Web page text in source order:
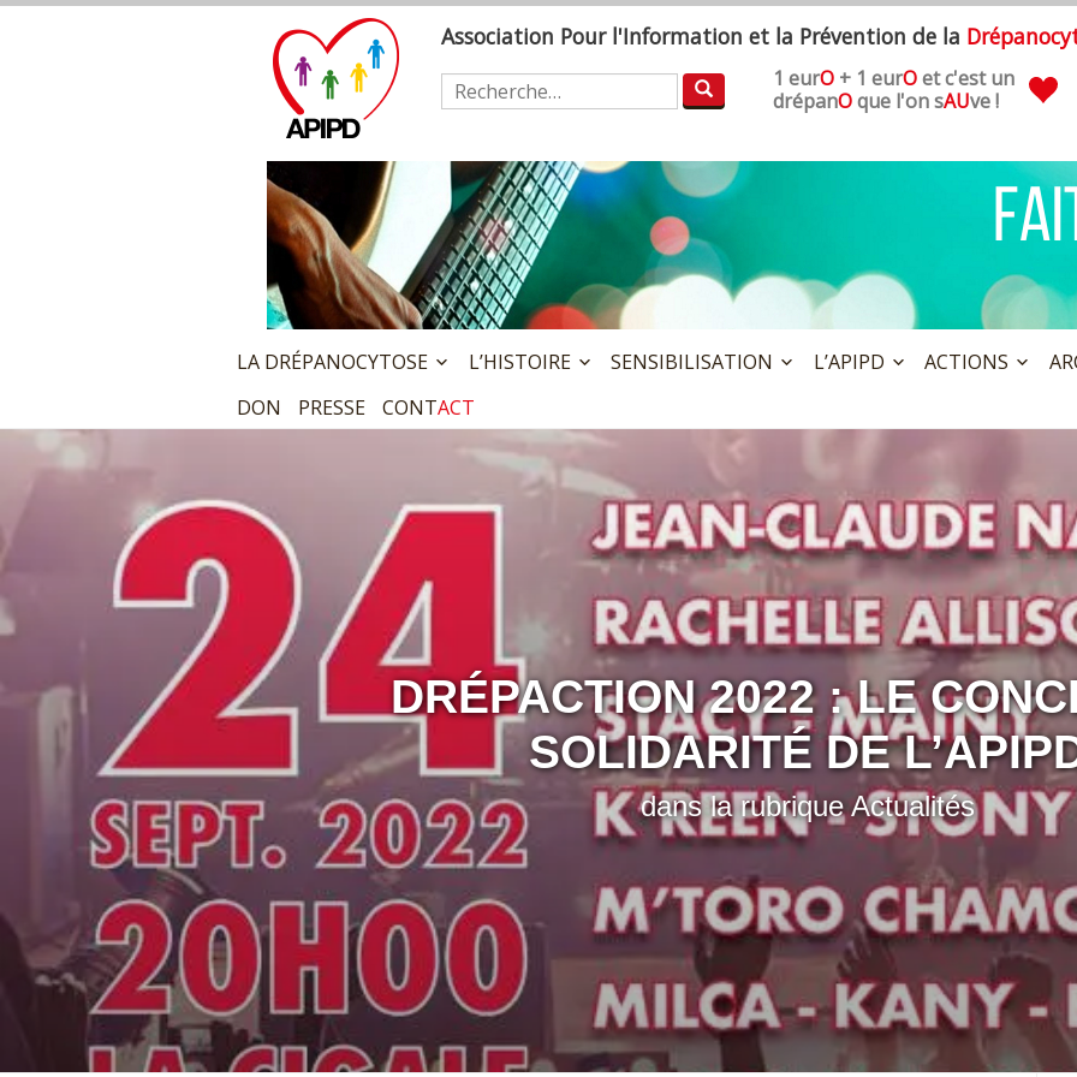
Association Pour l'Information et la Prévention de la D
Rechercher: 1 eurO + 1 eurOet c'est un
drépanOque l'on sAUve !
LA DRÉPANOCYTOSE L’HISTOIRE SENSIBILISATION L’APIPD ACTIONS
DON
PRESSE CONTACT
DRÉPACTION 2022 : LE CONCERT DE
SOLIDARITÉ DE
dans la rubriqueActualités